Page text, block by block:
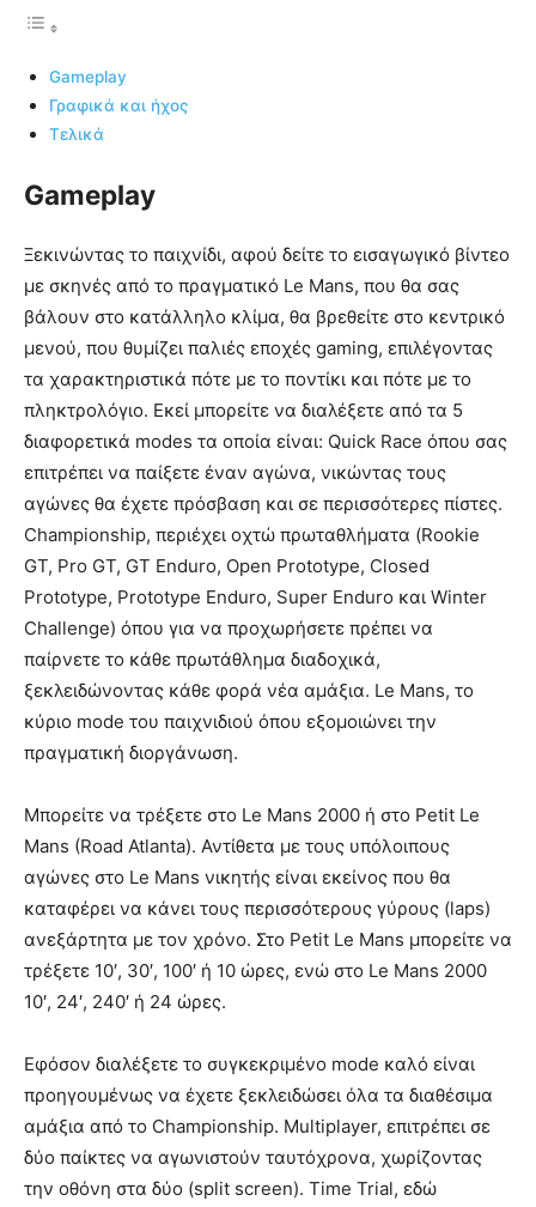
Gameplay
Γραφικά και ήχος
Τελικά
Gameplay
Ξεκινώντας το παιχνίδι, αφού δείτε το εισαγωγικό βίντεο
με σκηνές από το πραγματικό Le Mans, που θα σας
βάλουν στο κατάλληλο κλίμα, θα βρεθείτε στο κεντρικό
μενού, που θυμίζει παλιές εποχές gaming, επιλέγοντας
τα χαρακτηριστικά πότε με το ποντίκι και πότε με το
πληκτρολόγιο. Εκεί μπορείτε να διαλέξετε από τα 5
διαφορετικά modes τα οποία είναι: Quick Race όπου σας
επιτρέπει να παίξετε έναν αγώνα, νικώντας τους
αγώνες θα έχετε πρόσβαση και σε περισσότερες πίστες.
Championship, περιέχει οχτώ πρωταθλήματα (Rookie
GT, Pro GT, GT Enduro, Open Prototype, Closed
Prototype, Prototype Enduro, Super Enduro και Winter
Challenge) όπου για να προχωρήσετε πρέπει να
παίρνετε το κάθε πρωτάθλημα διαδοχικά,
ξεκλειδώνοντας κάθε φορά νέα αμάξια. Le Mans, το
κύριο mode του παιχνιδιού όπου εξομοιώνει την
πραγματική διοργάνωση.
Μπορείτε να τρέξετε στο Le Mans 2000 ή στο Petit Le
Mans (Road Atlanta). Αντίθετα με τους υπόλοιπους
αγώνες στο Le Mans νικητής είναι εκείνος που θα
καταφέρει να κάνει τους περισσότερους γύρους (laps)
ανεξάρτητα με τον χρόνο. Στο Petit Le Mans μπορείτε να
τρέξετε 10′, 30′, 100′ ή 10 ώρες, ενώ στο Le Mans 2000
10′, 24′, 240′ ή 24 ώρες.
Εφόσον διαλέξετε το συγκεκριμένο mode καλό είναι
προηγουμένως να έχετε ξεκλειδώσει όλα τα διαθέσιμα
αμάξια από το Championship. Multiplayer, επιτρέπει σε
δύο παίκτες να αγωνιστούν ταυτόχρονα, χωρίζοντας
την οθόνη στα δύο (split screen). Time Trial, εδώ